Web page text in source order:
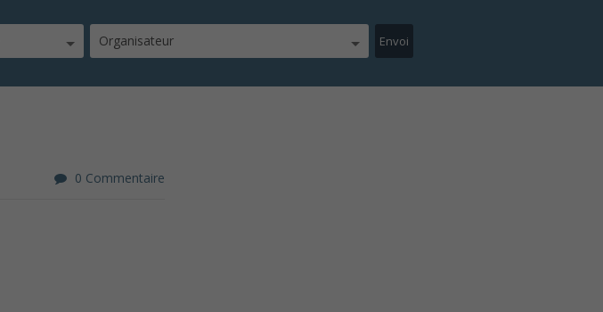
Organisateur
0 Commentaire